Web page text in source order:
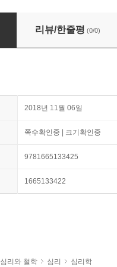
Remarkable
리뷰/한줄평 (0/0)
2018년 11월 06일
쪽수확인중 | 크기확인중
9781665133425
1665133422
심리와 철학 심리
심리학